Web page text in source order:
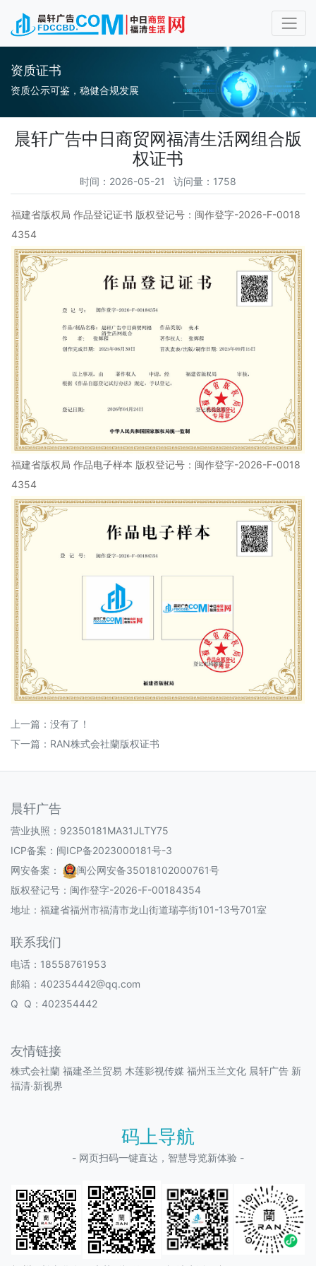
资质证书
资质公示可鉴，稳健合规发展
晨轩广告中日商贸网福清生活网组合版
权证书
时间：2026-05-21 访问量：1758
福建省版权局 作品登记证书 版权登记号：闽作登字-2026-F-0018
4354
福建省版权局 作品电子样本 版权登记号：闽作登字-2026-F-0018
4354
上一篇：没有了！
下一篇： RAN株式会社蘭版权证书
晨轩广告
营业执照：92350181MA31JLTY75
ICP备案： 闽ICP备2023000181号-3
网安备案：
闽公网安备35018102000761号
版权登记号： 闽作登字-2026-F-00184354
地址：福建省福州市福清市龙山街道瑞亭街101-13号701室
联系我们
电话：18558761953
邮箱：402354442@qq.com
Q Q：402354442
友情链接
株式会社蘭 福建圣兰贸易 木莲影视传媒 福州玉兰文化 晨轩广告 新
福清·新视界
码上导航
- 网页扫码一键直达，智慧导览新体验 -